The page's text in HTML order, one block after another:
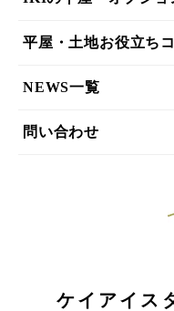
平屋・土地お役立ち
NEWS一覧
ケイアイス
問い合わせ